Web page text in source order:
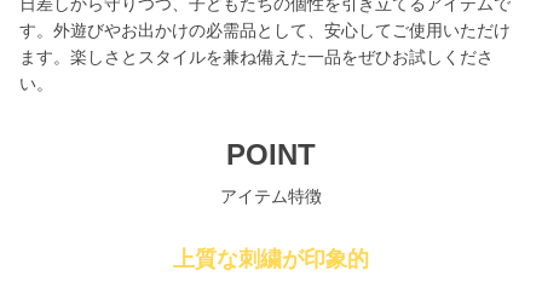
す。外遊びやお出かけの必需品として、安心してご使用いただけ
ます。楽しさとスタイルを兼ね備えた一品をぜひお試しくださ
い。
POINT
アイテム特徴
上質な刺繍が印象的